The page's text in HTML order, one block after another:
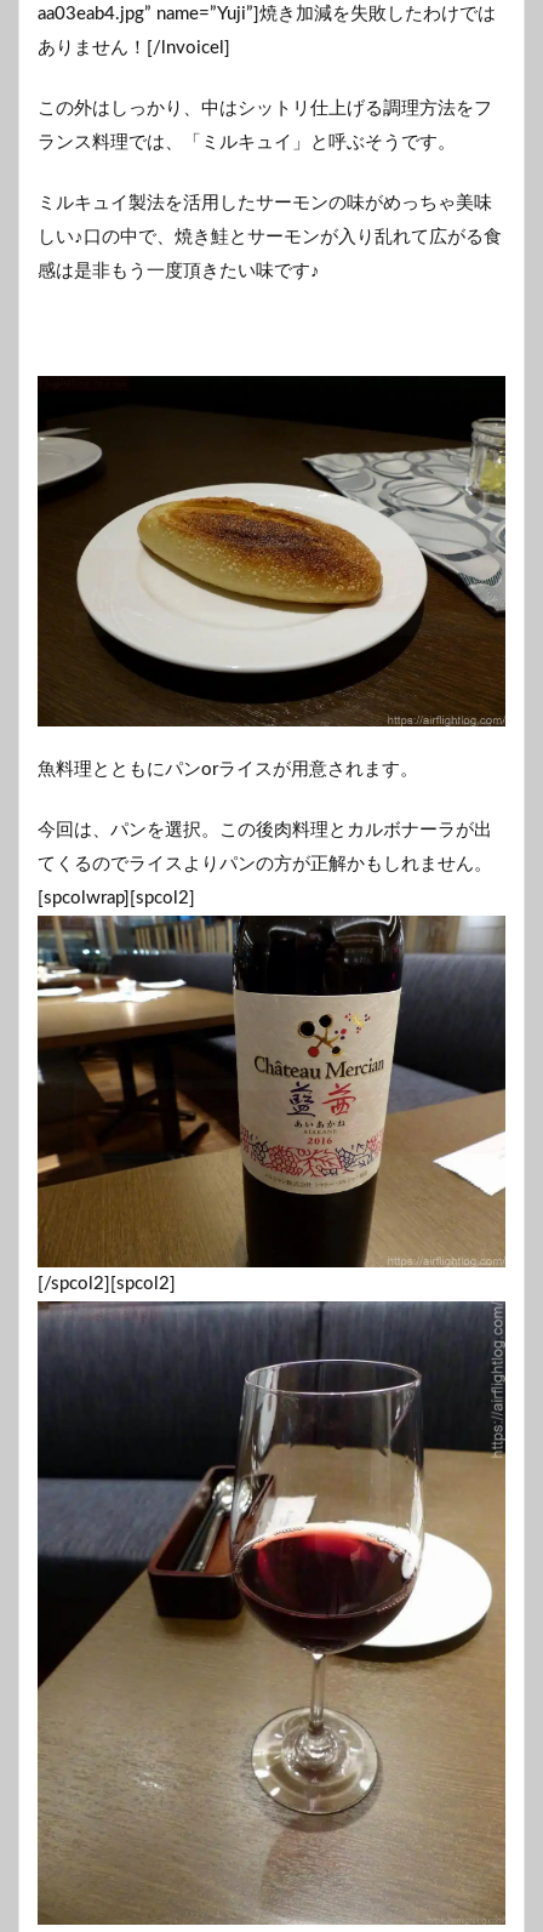
aa03eab4.jpg” name=”Yuji”]焼き加減を失敗したわけでは
ありません！[/lnvoicel]
この外はしっかり、中はシットリ仕上げる調理方法をフ
ランス料理では、「ミルキュイ」と呼ぶそうです。
ミルキュイ製法を活用したサーモンの味がめっちゃ美味
しい♪口の中で、焼き鮭とサーモンが入り乱れて広がる食
感は是非もう一度頂きたい味です♪
魚料理とともにパンorライスが用意されます。
今回は、パンを選択。この後肉料理とカルボナーラが出
てくるのでライスよりパンの方が正解かもしれません。
[spcolwrap][spcol2]
[/spcol2][spcol2]